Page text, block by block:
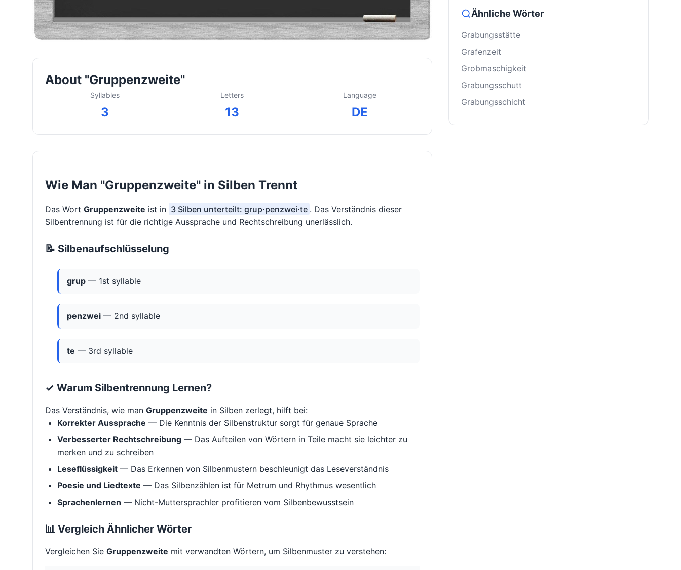
About "Gruppenzweite"
Syllables
3
Letters
13
Language
DE
Wie Man "Gruppenzweite" in Silben Trennt
Das Wort Gruppenzweite ist in 3 Silben unterteilt: grup·penzwei·te . Das Verständnis dieser
Silbentrennung ist für die richtige Aussprache und Rechtschreibung unerlässlich.
📝 Silbenaufschlüsselung
grup — 1st syllable
penzwei — 2nd syllable
te — 3rd syllable
✓ Warum Silbentrennung Lernen?
Das Verständnis, wie man Gruppenzweite in Silben zerlegt, hilft bei:
Korrekter Aussprache — Die Kenntnis der Silbenstruktur sorgt für genaue Sprache
Verbesserter Rechtschreibung — Das Aufteilen von Wörtern in Teile macht sie leichter zu
merken und zu schreiben
Leseflüssigkeit — Das Erkennen von Silbenmustern beschleunigt das Leseverständnis
Poesie und Liedtexte — Das Silbenzählen ist für Metrum und Rhythmus wesentlich
Sprachenlernen — Nicht-Muttersprachler profitieren vom Silbenbewusstsein
📊 Vergleich Ähnlicher Wörter
Vergleichen Sie Gruppenzweite mit verwandten Wörtern, um Silbenmuster zu verstehen:
Ähnliche Wörter
Grabungsstätte
Grafenzeit
Grobmaschigkeit
Grabungsschutt
Grabungsschicht